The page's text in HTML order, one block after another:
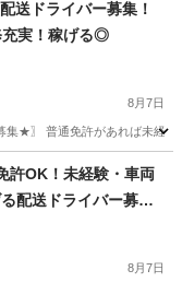
送ドライバー募集！
充実！稼げる◎
8月7日
★〗 普通免許があれば未経
許OK！未経験・車両
配送ドライバー募
8月7日